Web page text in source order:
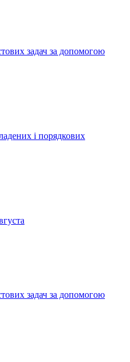
задач за допомогою
і порядкових
задач за допомогою